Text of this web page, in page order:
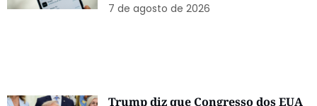
7 de agosto de 2026
Trump diz que Congresso dos EUA